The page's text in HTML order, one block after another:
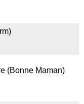
(Bonne Maman)